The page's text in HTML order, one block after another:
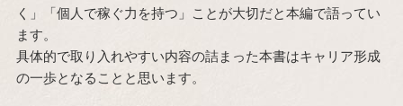
く」「個人で稼ぐ力を持つ」ことが大切だと本編で語ってい
ます。
具体的で取り入れやすい内容の詰まった本書はキャリア形成
の一歩となることと思います。